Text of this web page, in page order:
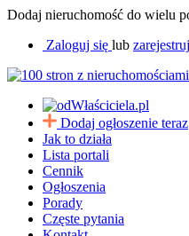
Dodaj nieruchomość do wielu
Zaloguj się lub zarejestruj
Dodaj ogłoszenie teraz
Jak to działa
Lista portali
Cennik
Ogłoszenia
Porady
Częste pytania